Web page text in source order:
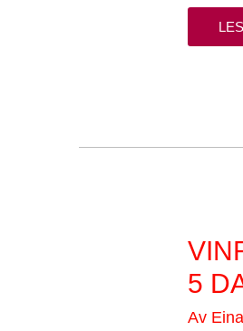
5
Av
TIL
–
EN